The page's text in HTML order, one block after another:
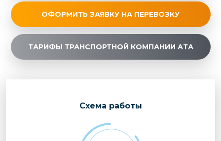
ОФОРМИТЬ ЗАЯВКУ НА ПЕРЕВОЗКУ
ТАРИФЫ ТРАНСПОРТНОЙ КОМПАНИИ АТА
Cхема работы